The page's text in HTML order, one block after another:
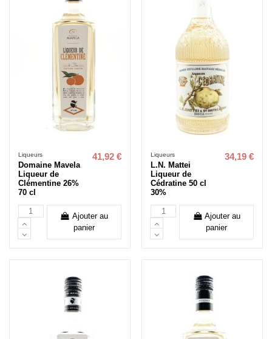
Liqueurs
Domaine Mavela
Liqueur de
Clémentine 26%
70 cl
41,92 €
Ajouter au
panier
Liqueurs
L.N. Mattei
Liqueur de
Cédratine 50 cl
30%
34,19 €
Ajouter au
panier